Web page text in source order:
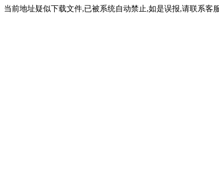
当前地址疑似下载文件,已被系统自动禁止,如是误报,请联系客